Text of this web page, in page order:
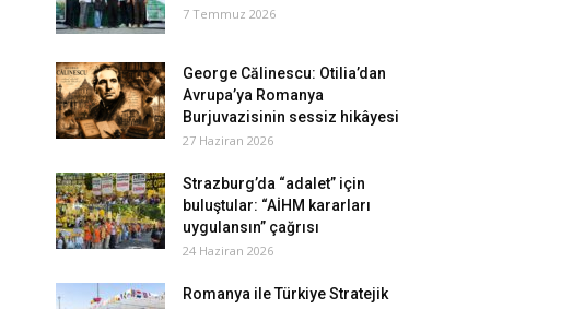
7 Temmuz 2026
George Călinescu: Otilia’dan
Avrupa’ya Romanya
Burjuvazisinin sessiz hikâyesi
27 Haziran 2026
Strazburg’da “adalet” için
buluştular: “AİHM kararları
uygulansın” çağrısı
24 Haziran 2026
Romanya ile Türkiye Stratejik